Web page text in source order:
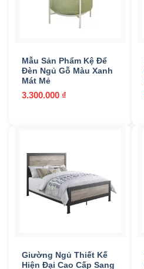
Mẫu Sản Phẩm Kệ Để
Đèn Ngủ Gỗ Màu Xanh
Mát Mẻ
3.300.000 ₫
Giường Ngủ Thiết Kế
Hiện Đại Cao Cấp Sang